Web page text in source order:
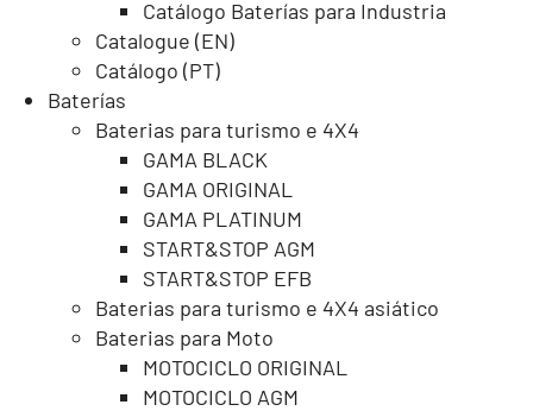
Catálogo Baterías para Industria
Catalogue (EN)
Catálogo (PT)
Baterías
Baterias para turismo e 4X4
GAMA BLACK
GAMA ORIGINAL
GAMA PLATINUM
START&STOP AGM
START&STOP EFB
Baterias para turismo e 4X4 asiático
Baterias para Moto
MOTOCICLO ORIGINAL
MOTOCICLO AGM